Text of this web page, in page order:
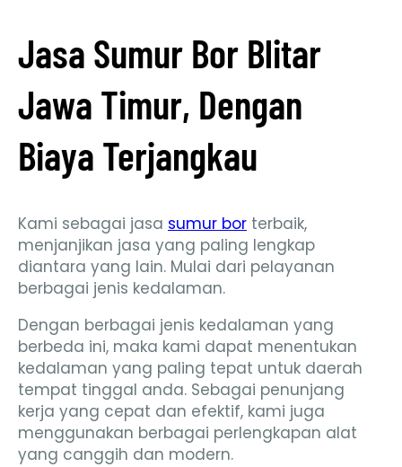
Jasa Sumur Bor Blitar
Jawa Timur, Dengan
Biaya Terjangkau
Kami sebagai jasa sumur bor terbaik,
menjanjikan jasa yang paling lengkap
diantara yang lain. Mulai dari pelayanan
berbagai jenis kedalaman.
Dengan berbagai jenis kedalaman yang
berbeda ini, maka kami dapat menentukan
kedalaman yang paling tepat untuk daerah
tempat tinggal anda. Sebagai penunjang
kerja yang cepat dan efektif, kami juga
menggunakan berbagai perlengkapan alat
yang canggih dan modern.